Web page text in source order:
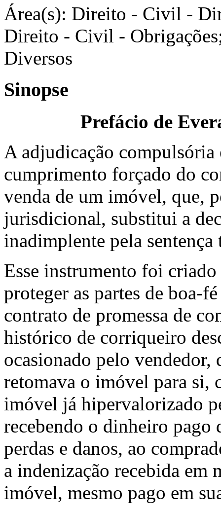
Área(s): Direito - Civil -
Direito - Civil -
Diversos
Sinopse
Prefácio de
A adjudicação compulsória
cumprimento forçado do
venda de um imóvel, que,
jurisdicional, substitui a
inadimplente pela
Esse instrumento foi
proteger as partes de boa-
contrato de promessa de
histórico de corriqueiro
ocasionado pelo
retomava o imóvel para si,
imóvel já hipervalorizado
recebendo o dinheiro pago
perdas e danos, ao
a indenização recebida em
imóvel, mesmo pago em